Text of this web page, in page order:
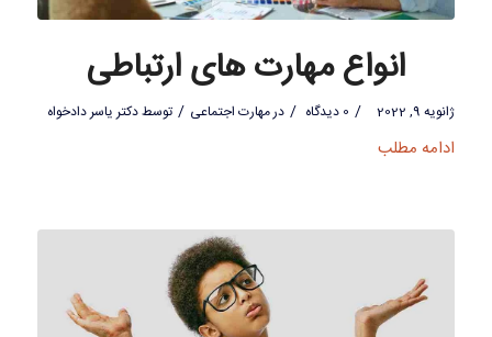
انواع مهارت های ارتباطی
ژانویه 9, 2022 / 0 دیدگاه / درمهارت اجتماعی / توسطدکتر یاسر دادخواه
ادامه مطلب